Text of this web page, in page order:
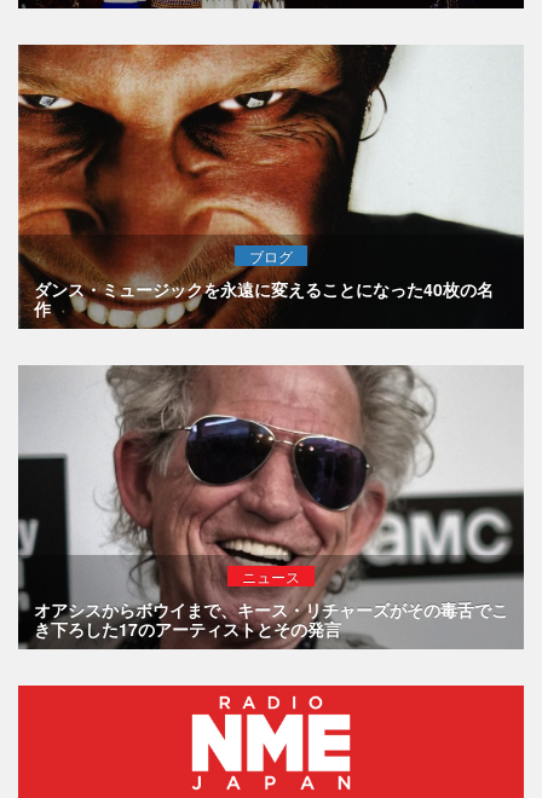
ブログ
ダンス・ミュージックを永遠に変えることになった40枚の名
作
ニュース
オアシスからボウイまで、キース・リチャーズがその毒舌でこ
き下ろした17のアーティストとその発言